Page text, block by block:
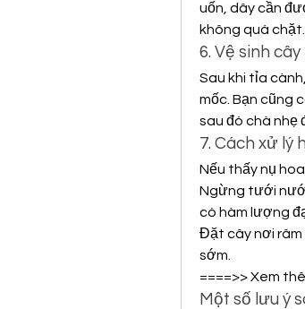
uốn, dây cần
không quá chặt.
6. Vệ sinh cây
Sau khi tỉa
mốc. Bạn cũng
sau đó chà nhẹ
7. Cách xử lý
Nếu thấy nụ
Ngừng tưới
có hàm lượng
Đặt cây nơi râm
sớm.
====>> Xem
Một số lưu ý